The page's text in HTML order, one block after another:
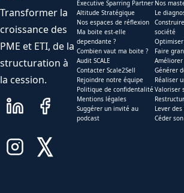
Transformer la
croissance des
PME et ETI, de la
structuration à
la cession.
Executive Sparring Partner
Altitude Stratégique
Nos espaces de réflexion
Ma boite est-elle
dependante ?
Combien vaut ma boite ?
Audit SCALE
Contacter Scale2Sell
Rejoindre notre équipe
Politique de confidentalité
Mentions légales
Suggérer un invité au
podcast
Nos
Le
société
Faire
Générer
Réaliser
Valoriser
Lever
Céder